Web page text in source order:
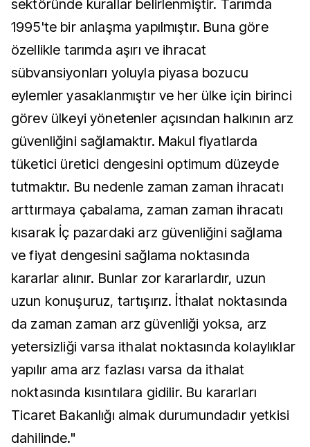
sektöründe kurallar belirlenmiştir. Tarımda
1995'te bir anlaşma yapılmıştır. Buna göre
özellikle tarımda aşırı ve ihracat
sübvansiyonları yoluyla piyasa bozucu
eylemler yasaklanmıştır ve her ülke için birinci
görev ülkeyi yönetenler açısından halkının arz
güvenliğini sağlamaktır. Makul fiyatlarda
tüketici üretici dengesini optimum düzeyde
tutmaktır. Bu nedenle zaman zaman ihracatı
arttırmaya çabalama, zaman zaman ihracatı
kısarak İç pazardaki arz güvenliğini sağlama
ve fiyat dengesini sağlama noktasında
kararlar alınır. Bunlar zor kararlardır, uzun
uzun konuşuruz, tartışırız. İthalat noktasında
da zaman zaman arz güvenliği yoksa, arz
yetersizliği varsa ithalat noktasında kolaylıklar
yapılır ama arz fazlası varsa da ithalat
noktasında kısıntılara gidilir. Bu kararları
Ticaret Bakanlığı almak durumundadır yetkisi
dahilinde."